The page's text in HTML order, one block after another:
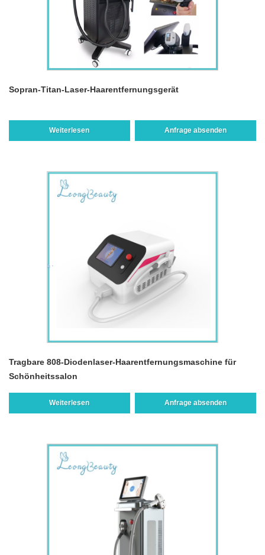
Sopran-Titan-Laser-Haarentfernungsgerät
Weiterlesen Anfrage absenden
Tragbare 808-Diodenlaser-Haarentfernungsmaschine für
Schönheitssalon
Weiterlesen Anfrage absenden